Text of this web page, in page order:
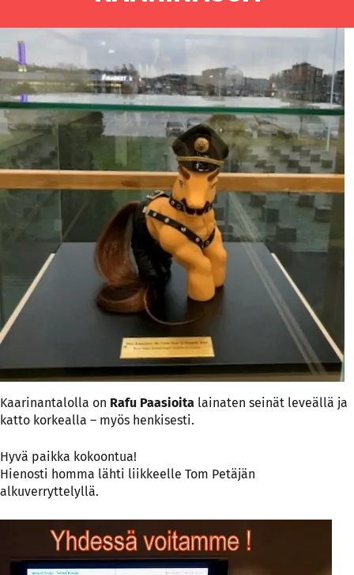
Kaarinantalolla on Rafu Paasioita lainaten seinät leveällä ja
katto korkealla – myös henkisesti.
Hyvä paikka kokoontua!
Hienosti homma lähti liikkeelle Tom Petäjän
alkuverryttelyllä.